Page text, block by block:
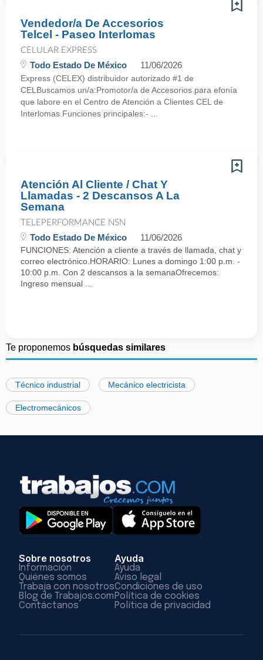
Vendedor/a De Accesorios
Telcel - Paseo Interlomas
CELULAR EXPRESS
Todo Estado De México 11/06/2026
Express (CELEX) distribuidor autorizado #1 de
CELBuscamos un/a:Promotor/a de Accesorios para efonía
que labore en el Centro de Atención a Clientes CEL de
Interlomas.Funciones principales:- ...
Atención Al Cliente / Chat Y
Llamadas - 2 Descansos A La
Semana
TELEPERFORMANCE NSN
Todo Estado De México 11/06/2026
FUNCIONES: Atención a cliente a través de llamada, chat y
correo electrónico.HORARIO: Lunes a domingo 1:00 p.m. -
10:00 p.m. Con 2 descansos a la semanaOfrecemos:
Ingreso mensual ...
Te proponemos búsquedas similares
Técnico industrial Mecánico electricista
Electromecánicos
Sobre nosotros
Información
Quiénes somos
Trabaja con nosotros
Blog de Trabajos.com
Contáctanos
Ayuda
Ayuda
Aviso legal
Condiciones de uso
Política de cookies
Política de privacidad